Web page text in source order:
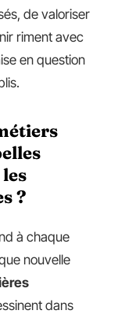
de valoriser
riment avec
en question
?
à chaque
nouvelle
dans